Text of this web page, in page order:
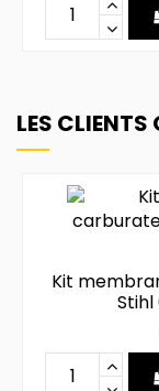
LES CLIENTS
Kit
Stihl